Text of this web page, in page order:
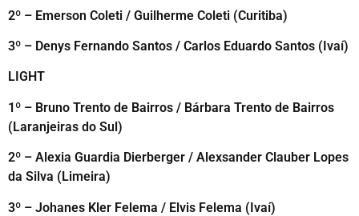
2º – Emerson Coleti / Guilherme Coleti (Curitiba)
3º – Denys Fernando Santos / Carlos Eduardo Santos (Ivaí)
LIGHT
1º – Bruno Trento de Bairros / Bárbara Trento de Bairros
(Laranjeiras do Sul)
2º – Alexia Guardia Dierberger / Alexsander Clauber Lopes
da Silva (Limeira)
3º – Johanes Kler Felema / Elvis Felema (Ivaí)